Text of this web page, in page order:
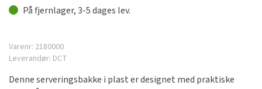
På fjernlager, 3-5 dages lev.
Varenr: 2180000
Leverandør: DCT
Denne serveringsbakke i plast er designet med praktiske